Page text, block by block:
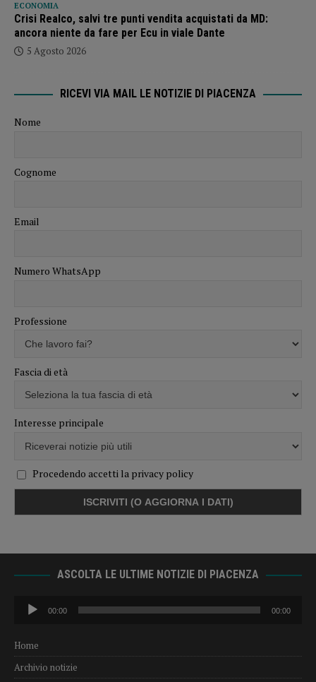
ECONOMIA
Crisi Realco, salvi tre punti vendita acquistati da MD:
ancora niente da fare per Ecu in viale Dante
5 Agosto 2026
RICEVI VIA MAIL LE NOTIZIE DI PIACENZA
Nome
Cognome
Email
Numero WhatsApp
Professione
Fascia di età
Interesse principale
Procedendo accetti la privacy policy
ASCOLTA LE ULTIME NOTIZIE DI PIACENZA
Audio
Player
00:00 00:00
Home
Archivio notizie